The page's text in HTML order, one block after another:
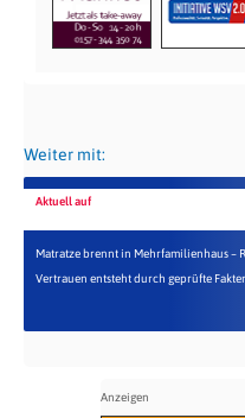
Weiter mit:
Aktuell auf
Matratze brennt in Mehrfamilienhaus –
Vertrauen entsteht durch geprüfte